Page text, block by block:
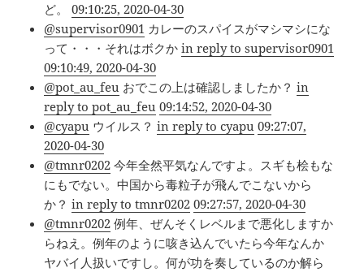
ど。09:10:25, 2020-04-30
@supervisor0901 カレーのスパイスがマシマシにな
って・・・それはボクかin reply to supervisor0901
09:10:49, 2020-04-30
@pot_au_feu おでこの上は確認しましたか？in
reply to pot_au_feu 09:14:52, 2020-04-30
@cyapu ウイルス？in reply to cyapu 09:27:07,
2020-04-30
@tmnr0202 今年全然平気なんですよ。スギも桧もな
にもでない。中国から毒粒子が飛んでこないから
か？in reply to tmnr0202 09:27:57, 2020-04-30
@tmnr0202 例年、ぜんそくレベルまで悪化しますか
らねえ。例年のように咳き込んでいたら今年なんか
ヤバイ人扱いですし。何が功を奏しているのか解ら